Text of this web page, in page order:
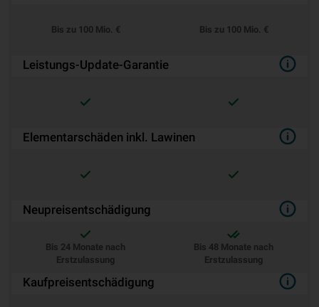
Bis zu 100 Mio. € Bis zu 100 Mio. €
Leistungs-Update-Garantie
Ele­men­tar­schä­den inkl. Lawinen
Neu­preis­ent­schä­di­gung
Bis 24 Monate nach
Erstzulassung
Bis 48 Monate nach
Erstzulassung
Kaufpreisentschädigung